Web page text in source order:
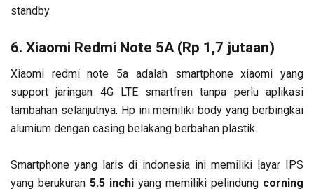
standby.
6. Xiaomi Redmi Note 5A (Rp 1,7 jutaan)
Xiaomi redmi note 5a adalah smartphone xiaomi yang
support jaringan 4G LTE smartfren tanpa perlu aplikasi
tambahan selanjutnya. Hp ini memiliki body yang berbingkai
alumium dengan casing belakang berbahan plastik.
Smartphone yang laris di indonesia ini memiliki layar IPS
yang berukuran 5.5 inchi yang memiliki pelindung corning